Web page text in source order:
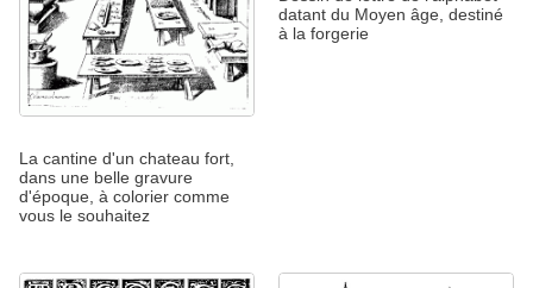
La cantine d'un chateau fort,
dans une belle gravure
d'époque, à colorier comme
vous le souhaitez
datant du Moyen âge, destiné
à la forgerie